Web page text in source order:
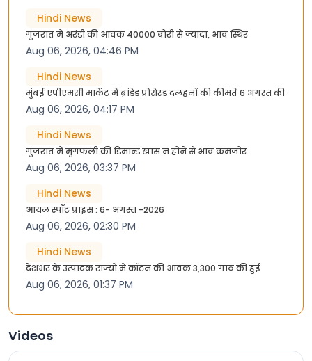
Hindi News
गुजरात में अरंडी की आवक 40000 बोरी से ज्यादा, भाव स्थिर
Aug 06, 2026, 04:46 PM
Hindi News
मुंबई एपीएमसी मार्केट में ब्रांडेड प्रोसेस्ड दलहनों की कीमतें 6 अगस्त की
Aug 06, 2026, 04:17 PM
Hindi News
गुजरात में मुंगफली की डिमान्ड खास न होने से भाव कमजोर
Aug 06, 2026, 03:37 PM
Hindi News
आयल स्पॉट प्राइस : 6- अगस्त -2026
Aug 06, 2026, 02:30 PM
Hindi News
देशभर के उत्पादक राज्यों में कॉटन की आवक 3,300 गांठ की हुई
Aug 06, 2026, 01:37 PM
Videos